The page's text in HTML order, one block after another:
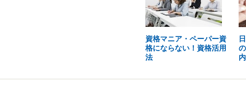
資格マニア・ペーパー資
格にならない！資格活用
法